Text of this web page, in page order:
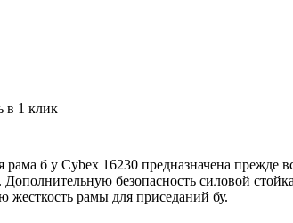
в 1 клик
б у Cybex 16230 предназначена прежде
безопасность силовой
жесткость рамы для приседаний бу.